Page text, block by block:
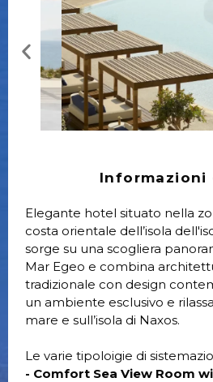
Informazioni
Elegante hotel situato nella
costa orientale dell’isola
sorge su una scogliera
Mar Egeo e combina
tradizionale con design
un ambiente esclusivo e
mare e sull’isola di Naxos.
Le varie tipoloigie di
- Comfort Sea View Room